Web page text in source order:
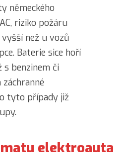
německého
riziko požáru
než u vozů
Baterie sice hoří
s benzinem či
tyto případy již
elektroauta